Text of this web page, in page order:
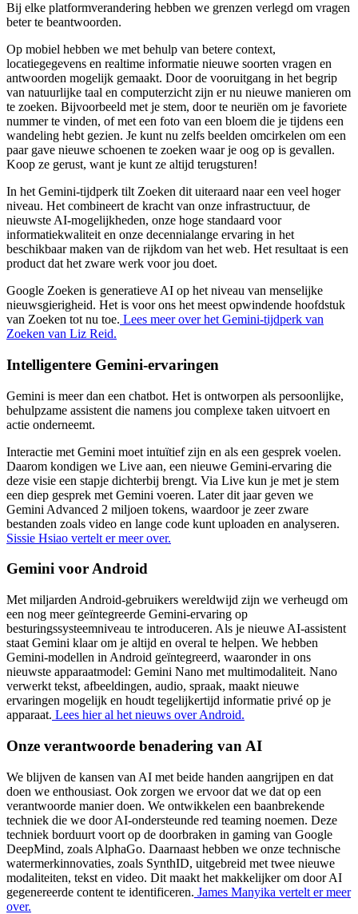
Bij elke platformverandering hebben we grenzen verlegd om vragen
beter te beantwoorden.
Op mobiel hebben we met behulp van betere context,
locatiegegevens en realtime informatie nieuwe soorten vragen en
antwoorden mogelijk gemaakt. Door de vooruitgang in het begrip
van natuurlijke taal en computerzicht zijn er nu nieuwe manieren om
te zoeken. Bijvoorbeeld met je stem, door te neuriën om je favoriete
nummer te vinden, of met een foto van een bloem die je tijdens een
wandeling hebt gezien. Je kunt nu zelfs beelden omcirkelen om een
paar gave nieuwe schoenen te zoeken waar je oog op is gevallen.
Koop ze gerust, want je kunt ze altijd terugsturen!
In het Gemini-tijdperk tilt Zoeken dit uiteraard naar een veel hoger
niveau. Het combineert de kracht van onze infrastructuur, de
nieuwste AI-mogelijkheden, onze hoge standaard voor
informatiekwaliteit en onze decennialange ervaring in het
beschikbaar maken van de rijkdom van het web. Het resultaat is een
product dat het zware werk voor jou doet.
Google Zoeken is generatieve AI op het niveau van menselijke
nieuwsgierigheid. Het is voor ons het meest opwindende hoofdstuk
van Zoeken tot nu toe. Lees meer over het Gemini-tijdperk van
Zoeken van Liz Reid.
Intelligentere Gemini-ervaringen
Gemini is meer dan een chatbot. Het is ontworpen als persoonlijke,
behulpzame assistent die namens jou complexe taken uitvoert en
actie onderneemt.
Interactie met Gemini moet intuïtief zijn en als een gesprek voelen.
Daarom kondigen we Live aan, een nieuwe Gemini-ervaring die
deze visie een stapje dichterbij brengt. Via Live kun je met je stem
een ​​diep gesprek met Gemini voeren. Later dit jaar geven we
Gemini Advanced 2 miljoen tokens, waardoor je zeer zware
bestanden zoals video en lange code kunt uploaden en analyseren.
Sissie Hsiao vertelt er meer over.
Gemini voor Android
Met miljarden Android-gebruikers wereldwijd zijn we verheugd om
een nog meer geïntegreerde Gemini-ervaring op
besturingssysteemniveau te introduceren. Als je nieuwe AI-assistent
staat Gemini klaar om je altijd en overal te helpen. We hebben
Gemini-modellen in Android geïntegreerd, waaronder in ons
nieuwste apparaatmodel: Gemini Nano met multimodaliteit. Nano
verwerkt tekst, afbeeldingen, audio, spraak, maakt nieuwe
ervaringen mogelijk en houdt tegelijkertijd informatie privé op je
apparaat. Lees hier al het nieuws over Android.
Onze verantwoorde benadering van AI
We blijven de kansen van AI met beide handen aangrijpen en dat
doen we enthousiast. Ook zorgen we ervoor dat we dat op een
verantwoorde manier doen. We ontwikkelen een baanbrekende
techniek die we door AI-ondersteunde red teaming noemen. Deze
techniek borduurt voort op de doorbraken in gaming van Google
DeepMind, zoals AlphaGo. Daarnaast hebben we onze technische
watermerkinnovaties, zoals SynthID, uitgebreid met twee nieuwe
modaliteiten, tekst en video. Dit maakt het makkelijker om door AI
gegenereerde content te identificeren. James Manyika vertelt er meer
over.